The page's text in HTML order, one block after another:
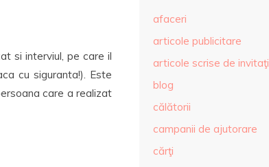
si interviul, pe care il
cu siguranta!). Este
care a realizat
afaceri
articole publicitare
articole scrise de invitaţi
blog
călătorii
campanii de ajutorare
cărţi